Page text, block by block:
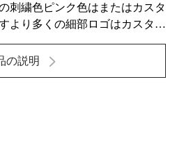
刺繍色ピンク色はまたはカスタ
より多くの細部ロゴはカスタマ
024681214-16Eurのサイ
の説明